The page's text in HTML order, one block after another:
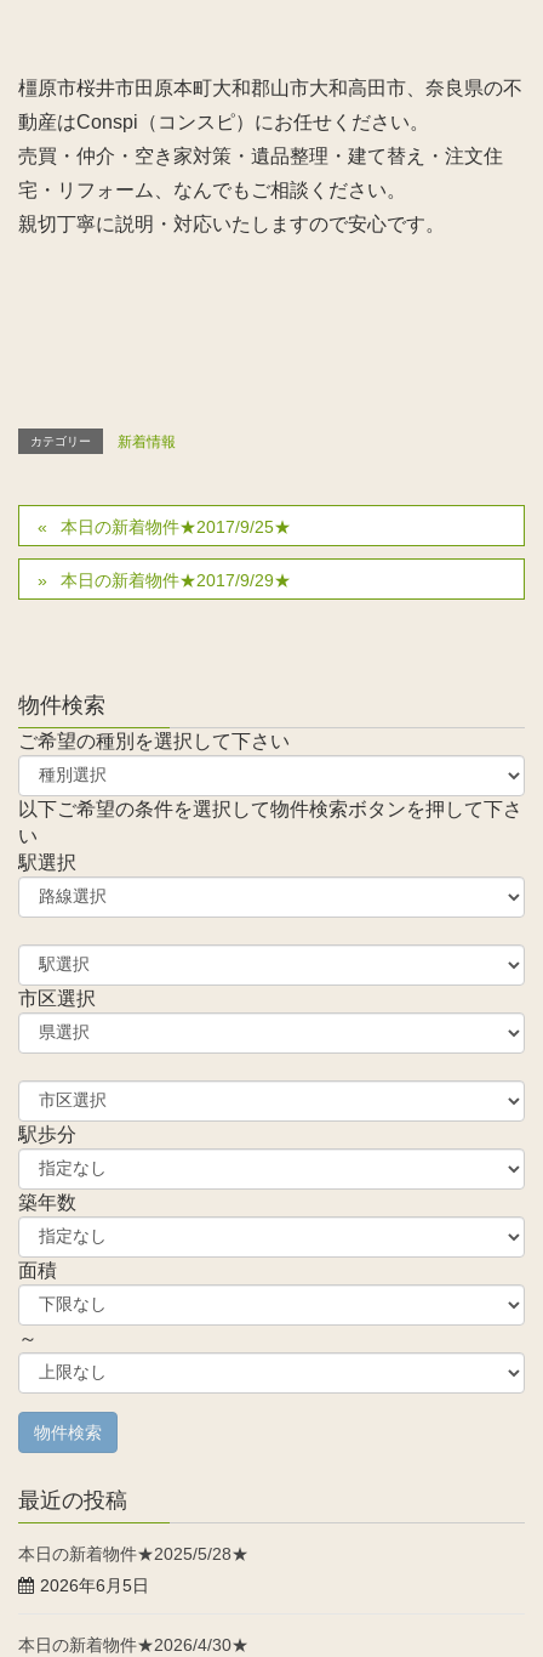
橿原市桜井市田原本町大和郡山市大和高田市、奈良県の不
動産はConspi（コンスピ）にお任せください。
売買・仲介・空き家対策・遺品整理・建て替え・注文住
宅・リフォーム、なんでもご相談ください。
親切丁寧に説明・対応いたしますので安心です。
カテゴリー 新着情報
本日の新着物件★2017/9/25★
本日の新着物件★2017/9/29★
物件検索
ご希望の種別を選択して下さい
以下ご希望の条件を選択して物件検索ボタンを押して下さ
い
駅選択
市区選択
駅歩分
築年数
面積
～
最近の投稿
本日の新着物件★2025/5/28★
2026年6月5日
本日の新着物件★2026/4/30★